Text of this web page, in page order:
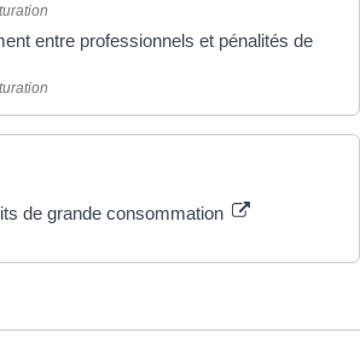
entre professionnels et pénalités de
de grande consommation